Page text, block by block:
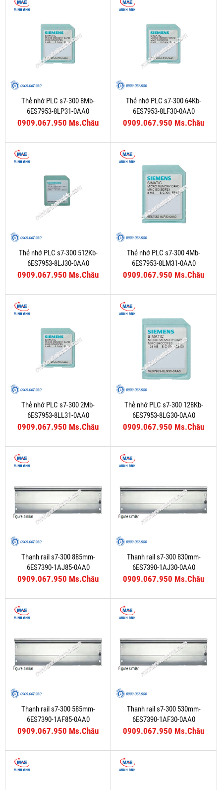
Thẻ nhớ PLC s7-300 8Mb-
6ES7953-8LP31-0AA0
0909.067.950 Ms.Châu
Thẻ nhớ PLC s7-300 64Kb-
6ES7953-8LF30-0AA0
0909.067.950 Ms.Châu
Thẻ nhớ PLC s7-300 512Kb-
6ES7953-8LJ30-0AA0
0909.067.950 Ms.Châu
Thẻ nhớ PLC s7-300 4Mb-
6ES7953-8LM31-0AA0
0909.067.950 Ms.Châu
Thẻ nhớ PLC s7-300 2Mb-
6ES7953-8LL31-0AA0
0909.067.950 Ms.Châu
Thẻ nhớ PLC s7-300 128Kb-
6ES7953-8LG30-0AA0
0909.067.950 Ms.Châu
Thanh rail s7-300 885mm-
6ES7390-1AJ85-0AA0
0909.067.950 Ms.Châu
Thanh rail s7-300 830mm-
6ES7390-1AJ30-0AA0
0909.067.950 Ms.Châu
Thanh rail s7-300 585mm-
6ES7390-1AF85-0AA0
0909.067.950 Ms.Châu
Thanh rail s7-300 530mm-
6ES7390-1AF30-0AA0
0909.067.950 Ms.Châu